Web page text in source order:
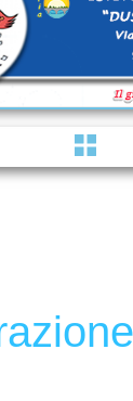
Menu